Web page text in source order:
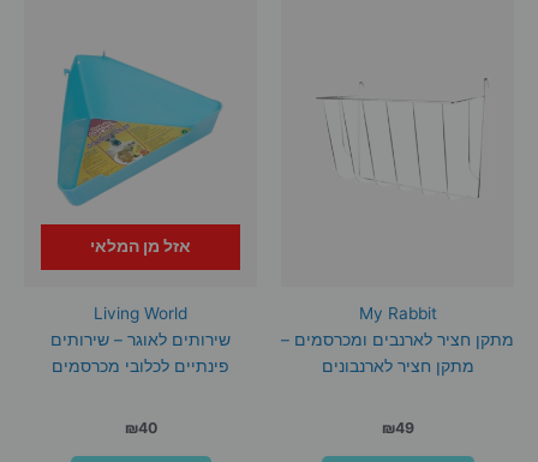
My Rabbit
מתקן חציר לארנבים ומכרסמים –
מתקן חציר לארנבונים
₪49
אזל מן המלאי
Living World
שירותים לאוגר – שירותים
פינתיים לכלובי מכרסמים
₪40